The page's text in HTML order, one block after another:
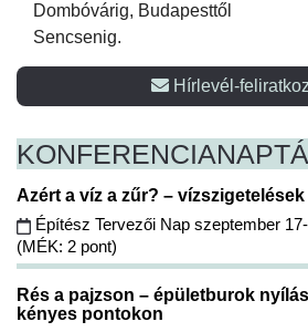
Dombóvárig, Budapesttől
Sencsenig.
Hírlevél-
KONFERENCIA
Azért a víz a zűr? –
Építész Tervezői Nap szeptember
(MÉK: 2 pont)
Rés a pajzson – épületburok
kényes pontokon